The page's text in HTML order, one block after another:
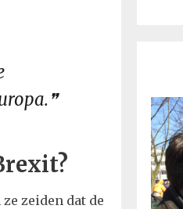
zeiden dat de